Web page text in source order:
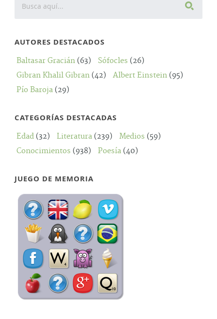
AUTORES DESTACADOS
Baltasar Gracián (63) Sófocles (26)
Gibran Khalil Gibran (42) Albert Einstein (95)
Pío Baroja (29)
CATEGORÍAS DESTACADAS
Edad (32) Literatura (239) Medios (59)
Conocimientos (938) Poesía (40)
JUEGO DE MEMORIA